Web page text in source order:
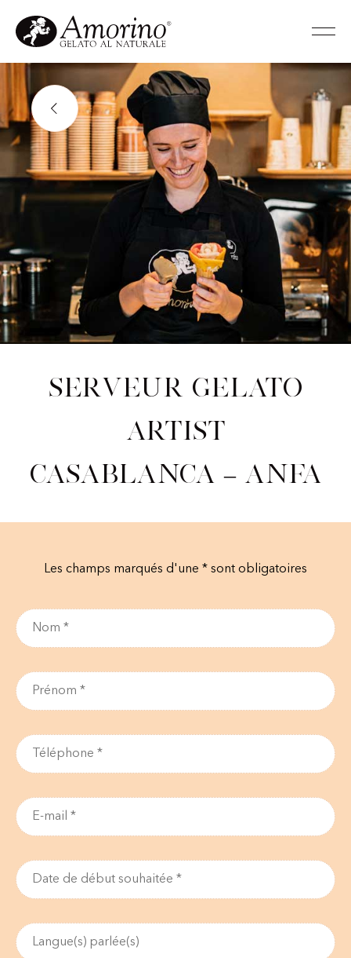
Serveur Gelato
Artist
Casablanca – Anfa
Les champs marqués d'une * sont obligatoires